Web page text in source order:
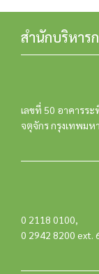
สำนักบริหาร
เลขที่ 50 อาคารระ
จตุจักร กรุงเทพมห
0 2118 0100,
0 2942 8200 ext.